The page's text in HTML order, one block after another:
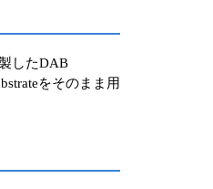
したDAB
をそのまま用